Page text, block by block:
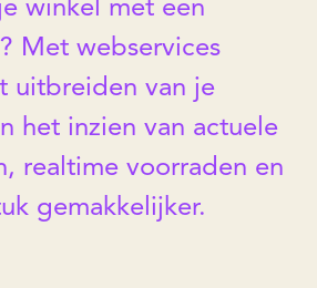
winkel met een
Met webservices
uitbreiden van je
het inzien van actuele
realtime voorraden en
gemakkelijker.